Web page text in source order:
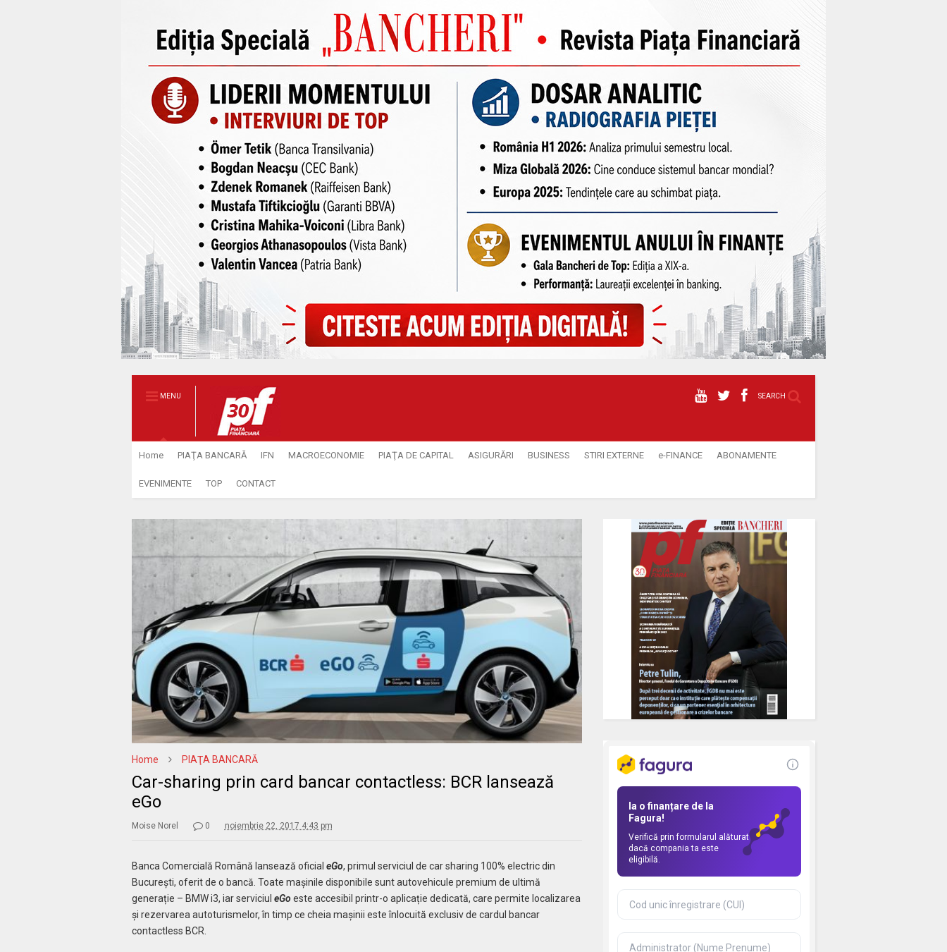
MENU SEARCH
Home PIAŢA BANCARĂ IFN MACROECONOMIE PIAŢA DE CAPITAL ASIGURĂRI BUSINESS STIRI EXTERNE e-FINANCE ABONAMENTE
EVENIMENTE TOP CONTACT
Home PIAŢA BANCARĂ
Car-sharing prin card bancar contactless: BCR lansează
eGo
Moise Norel 0 noiembrie 22, 2017 4:43 pm
Banca Comercială Română lansează oficial eGo, primul serviciul de car sharing 100% electric din
București, oferit de o bancă. Toate mașinile disponibile sunt autovehicule premium de ultimă
generație – BMW i3, iar serviciul eGoeste accesibil printr-o aplicație dedicată, care permite localizarea
și rezervarea autoturismelor, în timp ce cheia mașinii este înlocuită exclusiv de cardul bancar
contactless BCR.